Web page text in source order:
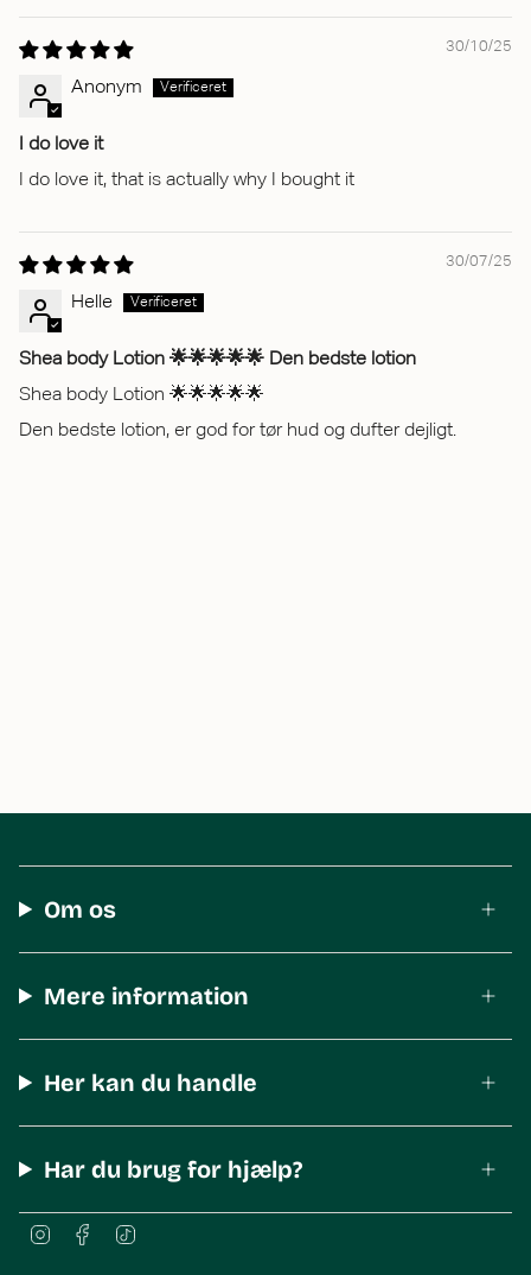
30/10/25
Anonym
I do love it
I do love it, that is actually why I bought it
30/07/25
Helle
Shea body Lotion 🌟🌟🌟🌟🌟 Den bedste lotion
Shea body Lotion 🌟🌟🌟🌟🌟
Den bedste lotion, er god for tør hud og dufter dejligt.
Om os
Mere information
Her kan du handle
Har du brug for hjælp?